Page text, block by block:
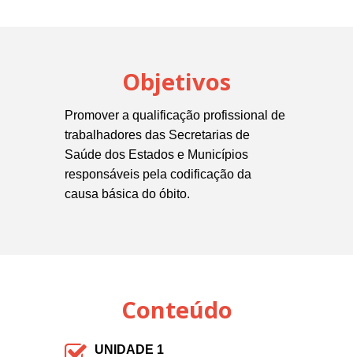
Objetivos
Promover a qualificação profissional de
trabalhadores das Secretarias de
Saúde dos Estados e Municípios
responsáveis pela codificação da
causa básica do óbito.
Conteúdo
UNIDADE 1